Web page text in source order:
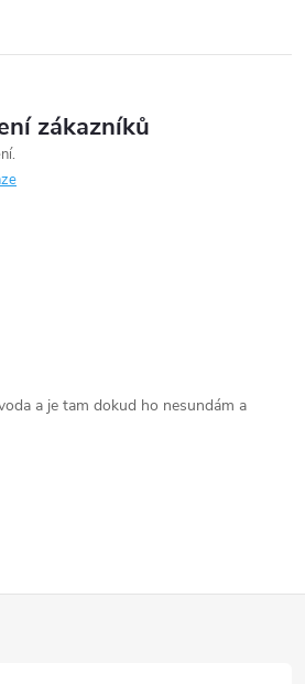
zákazníků
a je tam dokud ho nesundám a